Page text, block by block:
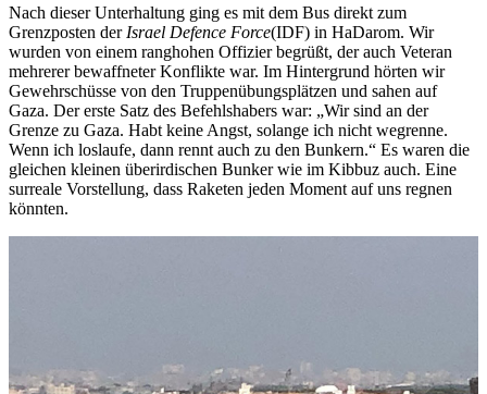
Nach dieser Unterhaltung ging es mit dem Bus direkt zum
Grenzposten der Israel Defence Force(IDF) in HaDarom. Wir
wurden von einem ranghohen Offizier begrüßt, der auch Veteran
mehrerer bewaffneter Konflikte war. Im Hintergrund hörten wir
Gewehrschüsse von den Truppenübungsplätzen und sahen auf
Gaza. Der erste Satz des Befehlshabers war: „Wir sind an der
Grenze zu Gaza. Habt keine Angst, solange ich nicht wegrenne.
Wenn ich loslaufe, dann rennt auch zu den Bunkern.“ Es waren die
gleichen kleinen überirdischen Bunker wie im Kibbuz auch. Eine
surreale Vorstellung, dass Raketen jeden Moment auf uns regnen
könnten.